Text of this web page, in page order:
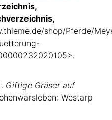
shop/Pferde/
Giftige Gräser auf
Westarp